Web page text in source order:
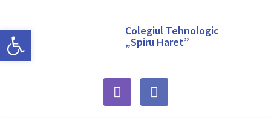
Deschide bara de unelte
Colegiul Tehnologic
„Spiru Haret”